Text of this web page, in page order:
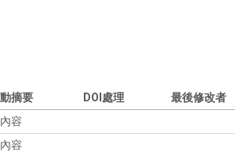
摘要 DOI處理
最後修改者
容
容